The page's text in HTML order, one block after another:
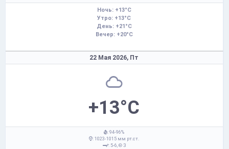
Ночь: +13°C
Утро: +13°C
День: +21°C
Вечер: +20°C
22 Мая 2026, Пт
+13°C
: 94-96%
: 1023-1015 мм рт.ст.
: 5-6,
З